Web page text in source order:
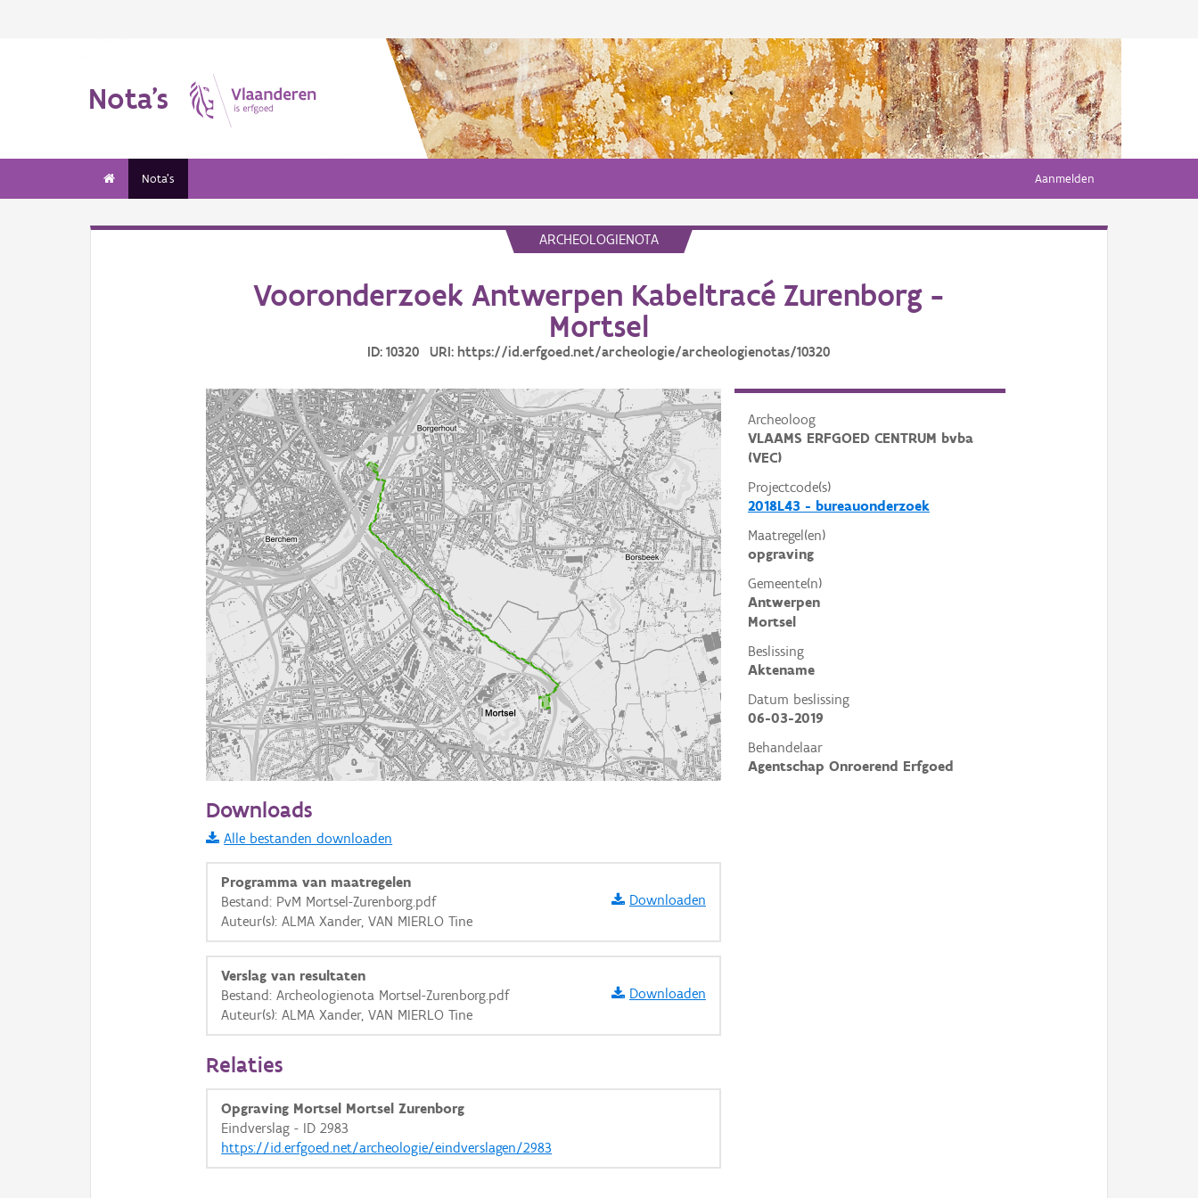
Nota's
Nota's Aanmelden
ARCHEOLOGIENOTA
Vooronderzoek Antwerpen Kabeltracé Zurenborg -
Mortsel
ID: 10320 URI: https://id.erfgoed.net/archeologie/archeologienotas/10320
Archeoloog
VLAAMS ERFGOED CENTRUM bvba
(VEC)
Projectcode(s)
2018L43 - bureauonderzoek
Maatregel(en)
opgraving
Gemeente(n)
Antwerpen
Mortsel
Beslissing
Aktename
Datum beslissing
06-03-2019
Behandelaar
Agentschap Onroerend Erfgoed
Informatie Vlaanderen
i
+ −
Basis Lagen
Ortho
GRB-Basiskaart
Downloads
Alle bestanden downloaden
Programma van maatregelen
Bestand: PvM Mortsel-Zurenborg.pdf
Auteur(s): ALMA Xander, VAN MIERLO Tine
Downloaden
Verslag van resultaten
Bestand: Archeologienota Mortsel-Zurenborg.pdf
Auteur(s): ALMA Xander, VAN MIERLO Tine
Downloaden
Relaties
Opgraving Mortsel Mortsel Zurenborg
Eindverslag - ID 2983
https://id.erfgoed.net/archeologie/eindverslagen/2983